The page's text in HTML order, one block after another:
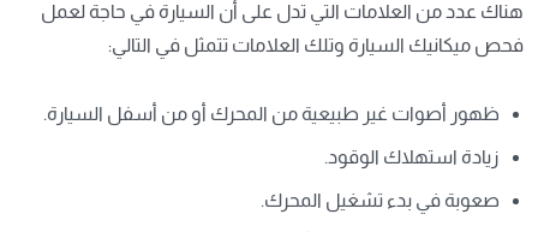
هناك عدد من العلامات التي تدل على أن السيارة في حاجة لعمل
فحص ميكانيك السيارة وتلك العلامات تتمثل في التالي:
ظهور أصوات غير طبيعية من المحرك أو من أسفل السيارة.
زيادة استهلاك الوقود.
صعوبة في بدء تشغيل المحرك.